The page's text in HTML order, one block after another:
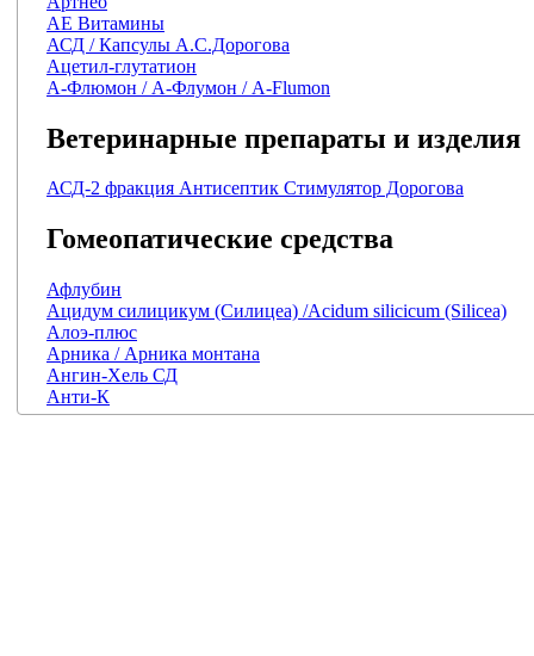
АЕ Витамины
АСД / Капсулы А.С.Дорогова
Ацетил-глутатион
А-Флюмон / А-Флумон / A-Flumon
Ветеринарные препараты и изделия
АСД-2 фракция Антисептик Стимулятор Дорогова
Гомеопатические средства
Афлубин
Ацидум силицикум (Силицеа) /Acidum silicicum (Silicea)
Алоэ-плюс
Арника / Арника монтана
Ангин-Хель СД
Анти-К